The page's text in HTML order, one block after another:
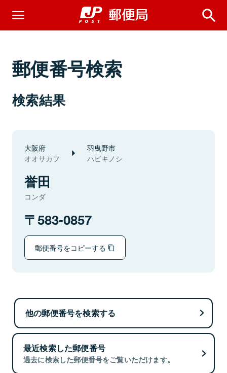
郵便番号検索
検索結果
大阪府
オオサカフ
羽曳野市
ハビキノシ
誉田
コンダ
583-0857
郵便番号をコピーする
他の郵便番号を検索する
最近検索した郵便番号
過去に検索した郵便番号をご覧いただけます。